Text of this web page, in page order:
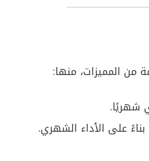
المميزات، منها: